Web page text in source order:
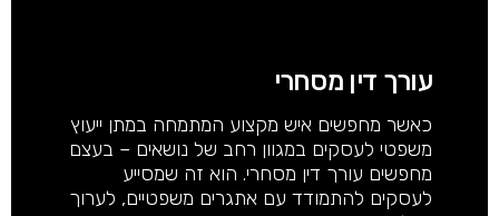
עורך דין מסחרי
כאשר מחפשים איש מקצוע המתמחה במתן ייעוץ
משפטי לעסקים במגוון רחב של נושאים – בעצם
מחפשים עורך דין מסחרי. הוא זה שמסייע
לעסקים להתמודד עם אתגרים משפטיים, לערוך